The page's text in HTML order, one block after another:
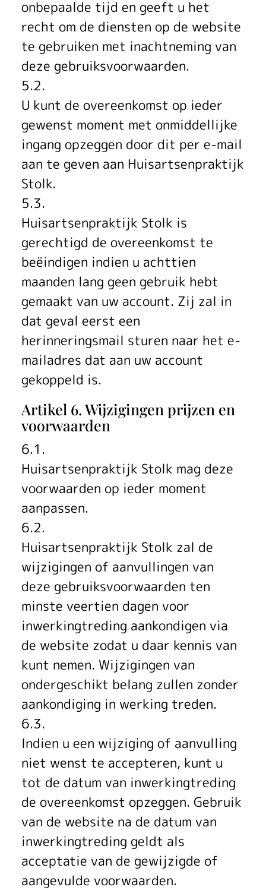
onbepaalde tijd en geeft u het
recht om de diensten op de website
te gebruiken met inachtneming van
deze gebruiksvoorwaarden.
5.2.
U kunt de overeenkomst op ieder
gewenst moment met onmiddellijke
ingang opzeggen door dit per e-mail
aan te geven aan Huisartsenpraktijk
Stolk.
5.3.
Huisartsenpraktijk Stolk is
gerechtigd de overeenkomst te
beëindigen indien u achttien
maanden lang geen gebruik hebt
gemaakt van uw account. Zij zal in
dat geval eerst een
herinneringsmail sturen naar het e-
mailadres dat aan uw account
gekoppeld is.
Artikel 6. Wijzigingen prijzen en
voorwaarden
6.1.
Huisartsenpraktijk Stolk mag deze
voorwaarden op ieder moment
aanpassen.
6.2.
Huisartsenpraktijk Stolk zal de
wijzigingen of aanvullingen van
deze gebruiksvoorwaarden ten
minste veertien dagen voor
inwerkingtreding aankondigen via
de website zodat u daar kennis van
kunt nemen. Wijzigingen van
ondergeschikt belang zullen zonder
aankondiging in werking treden.
6.3.
Indien u een wijziging of aanvulling
niet wenst te accepteren, kunt u
tot de datum van inwerkingtreding
de overeenkomst opzeggen. Gebruik
van de website na de datum van
inwerkingtreding geldt als
acceptatie van de gewijzigde of
aangevulde voorwaarden.